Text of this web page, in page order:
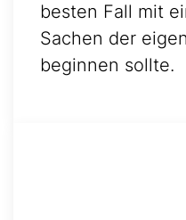
besten Fall mit
Sachen der
beginnen sollte.